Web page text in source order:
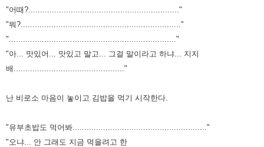
"어때?................................................................"
"뭐?...................................................................."
"......................................................................."
"아... 맛있어... 맛있고 말고... 그걸 말이라고 하냐... 지지
배..............................................."
난 비로소 마음이 놓이고 김밥을 먹기 시작한다.
"유부초밥도 먹어봐........................................................."
"오냐... 안 그래도 지금 먹을려고 한